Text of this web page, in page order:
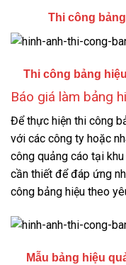
Thi công
Thi công bảng
Báo giá làm bảng
Để thực hiện thi công
với các công ty hoặc
công quảng cáo tại
cần thiết để đáp ứng
công bảng hiệu theo
Mẫu bảng hiệu